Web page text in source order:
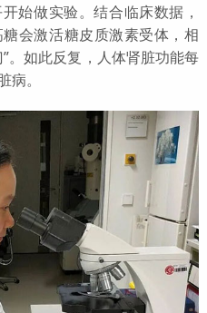
始做实验。结合临床数据，
会激活糖皮质激素受体，相
。如此反复，人体肾脏功能每
。